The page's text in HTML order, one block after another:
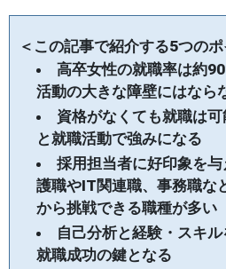
＜この記事で紹介する5つのポ
高卒女性の就職率は約
活動の大きな障壁にはなら
資格がなくても就職は
と就職活動で強みになる
採用担当者に好印象を
護職やIT関連職、事務職な
から挑戦できる職種が多い
自己分析と経験・スキ
就職成功の鍵となる